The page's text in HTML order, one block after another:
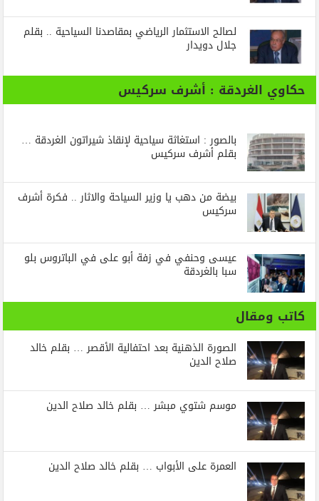
لصالح الاستثمار الرياضي بمقاصدنا السياحية .. بقلم
جلال دويدار
حكاوي الغردقة : أشرف سركيس
بالصور : استغاثة سياحية لإنقاذ شيراتون الغردقة …
بقلم أشرف سركيس
بيضة من دهب يا وزير السياحة والاثار .. فكرة أشرف
سركيس
عيسى وحنفي في زفة أبو على في الباتروس بلو
سبا بالغردقة
كاتب ومقال
الصورة الذهنية بعد احتفالية الأقصر … بقلم خالد
صلاح الدين
موسم شتوي مبشر … بقلم خالد صلاح الدين
العمرة على الأبواب … بقلم خالد صلاح الدين